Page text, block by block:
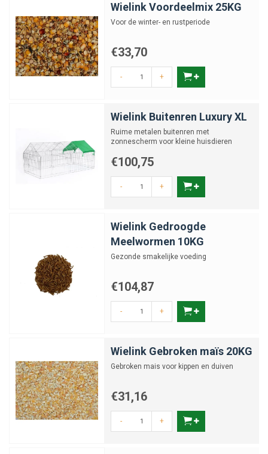
Wielink Voordeelmix 25KG
Voor de winter- en rustperiode
€33,70
- +
Wielink Buitenren Luxury XL
Ruime metalen buitenren met
zonnescherm voor kleine huisdieren
€100,75
- +
Wielink Gedroogde
Meelwormen 10KG
Gezonde smakelijke voeding
€104,87
- +
Wielink Gebroken maïs 20KG
Gebroken mais voor kippen en duiven
€31,16
- +